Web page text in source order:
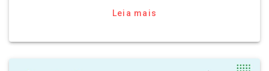
Leia mais